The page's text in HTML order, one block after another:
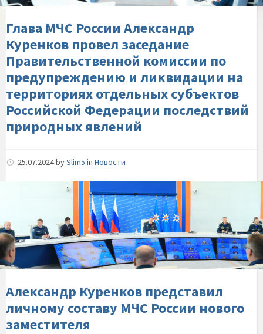
заседание-
Правительственной-
по-
предупреждению-
и-
ликвидации-
на-
территориях-
последствий-
природных-
явлений
Глава МЧС России Александр
Куренков провел заседание
Правительственной комиссии по
предупреждению и ликвидации на
территориях отдельных субъектов
Российской Федерации последствий
природных явлений
25.07.2024bySlim5 in Новости
Куренков-
представил-
личному-
составу-
МЧС-
России-
нового-
заместителя
Александр Куренков представил
личному составу МЧС России нового
заместителя